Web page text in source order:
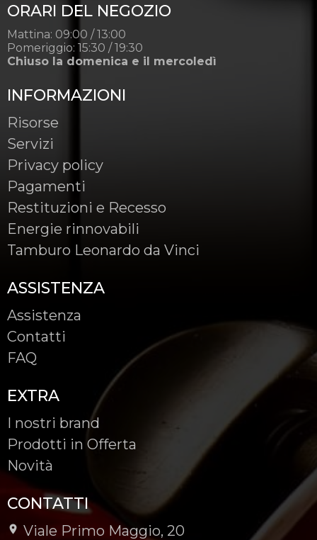
ORARI DEL NEGOZIO
Mattina: 09:00 / 13:00
Pomeriggio: 15:30 / 19:30
Chiuso la domenica e il mercoledì
INFORMAZIONI
Risorse
Servizi
Privacy policy
Pagamenti
Restituzioni e Recesso
Energie rinnovabili
Tamburo Leonardo da Vinci
ASSISTENZA
Assistenza
Contatti
FAQ
EXTRA
I nostri brand
Prodotti in Offerta
Novità
CONTATTI
Viale Primo Maggio, 20